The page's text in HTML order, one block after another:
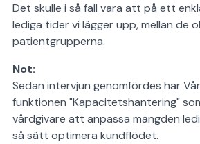
Det skulle i så fall vara att på ett
lediga tider vi lägger upp, mellan de
patientgrupperna.
Not:
Sedan intervjun genomfördes har
funktionen "Kapacitetshantering"
vårdgivare att anpassa mängden
så sätt optimera kundflödet.